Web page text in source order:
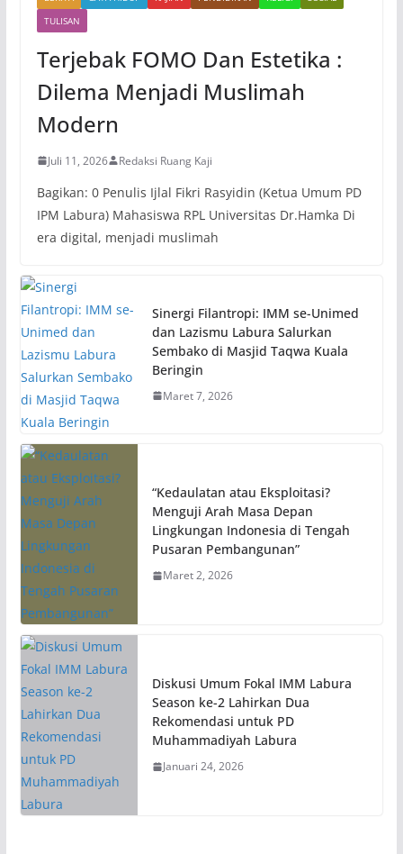
TULISAN
Terjebak FOMO Dan Estetika :
Dilema Menjadi Muslimah
Modern
Juli 11, 2026 Redaksi Ruang Kaji
Bagikan: 0 Penulis Ijlal Fikri Rasyidin (Ketua Umum PD
IPM Labura) Mahasiswa RPL Universitas Dr.Hamka Di
era digital, menjadi muslimah
Sinergi Filantropi: IMM se-Unimed
dan Lazismu Labura Salurkan
Sembako di Masjid Taqwa Kuala
Beringin
Maret 7, 2026
“Kedaulatan atau Eksploitasi?
Menguji Arah Masa Depan
Lingkungan Indonesia di Tengah
Pusaran Pembangunan”
Maret 2, 2026
Diskusi Umum Fokal IMM Labura
Season ke-2 Lahirkan Dua
Rekomendasi untuk PD
Muhammadiyah Labura
Januari 24, 2026